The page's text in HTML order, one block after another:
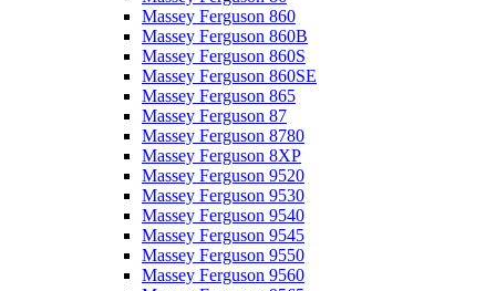
Massey Ferguson 860
Massey Ferguson 860B
Massey Ferguson 860S
Massey Ferguson 860SE
Massey Ferguson 865
Massey Ferguson 87
Massey Ferguson 8780
Massey Ferguson 8XP
Massey Ferguson 9520
Massey Ferguson 9530
Massey Ferguson 9540
Massey Ferguson 9545
Massey Ferguson 9550
Massey Ferguson 9560